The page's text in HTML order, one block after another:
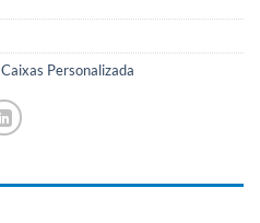
Caixas Personalizada